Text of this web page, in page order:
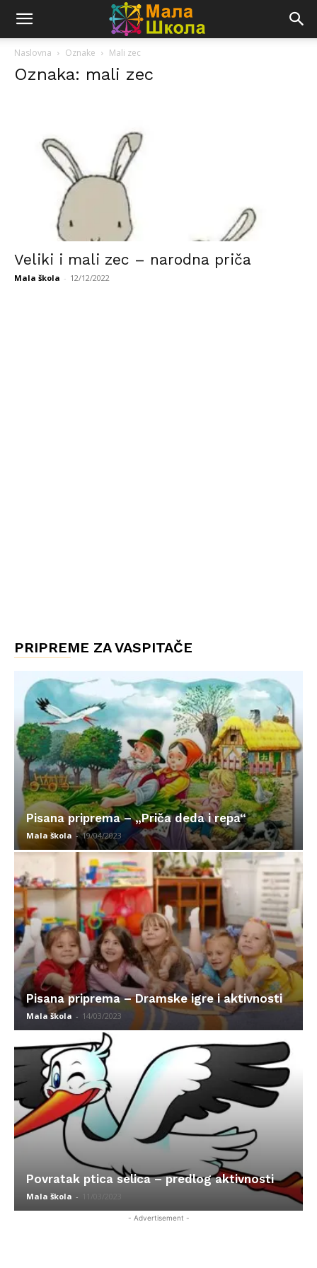
Naslovna Oznake Mali zec
Oznaka: mali zec
Veliki i mali zec – narodna priča
Mala škola - 12/12/2022
PRIPREME ZA VASPITAČE
Pisana priprema – „Priča deda i repa“
Mala škola - 19/04/2023
Pisana priprema – Dramske igre i aktivnosti
Mala škola - 14/03/2023
Povratak ptica selica – predlog aktivnosti
Mala škola - 11/03/2023
- Advertisement -